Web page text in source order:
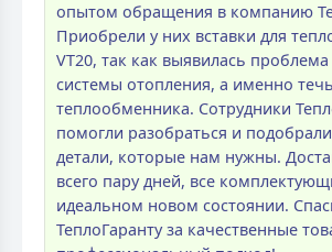
опытом обращения в компанию
Приобрели у них вставки для
VT20, так как выявилась
системы отопления, а именно течь
теплообменника. Сотрудники
помогли разобраться и
детали, которые нам нужны.
всего пару дней, все
идеальном новом состоянии.
ТеплоГаранту за качественные